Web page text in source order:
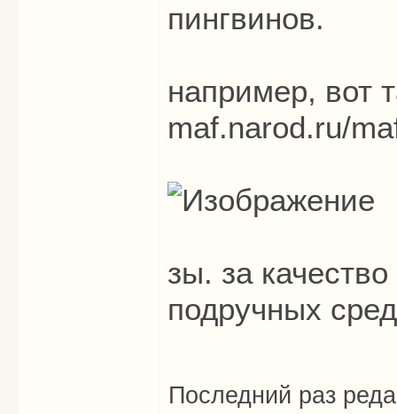
пингвинов.
например, вот
maf.narod.ru/
зы. за
подручных
Последний раз